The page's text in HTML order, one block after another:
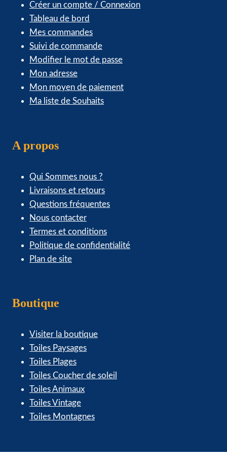
Créer un compte / Connexion
Tableau de bord
Mes commandes
Suivi de commande
Modifier le mot de passe
Mon adresse
Mon moyen de paiement
Ma liste de Souhaits
A propos
Qui Sommes nous ?
Livraisons et retours
Questions fréquentes
Nous contacter
Termes et conditions
Politique de confidentialité
Plan de site
Boutique
Visiter la boutique
Toiles Paysages
Toiles Plages
Toiles Coucher de soleil
Toiles Animaux
Toiles Vintage
Toiles Montagnes